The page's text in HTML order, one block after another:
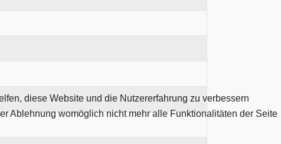
diese Website und die Nutzererfahrung zu verbessern
Ablehnung womöglich nicht mehr alle Funktionalitäten der Seite